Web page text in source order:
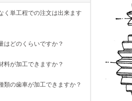
く単工程での注文は出来ます
はどのくらいですか？
料が加工できますか？
類の歯車が加工できますか？